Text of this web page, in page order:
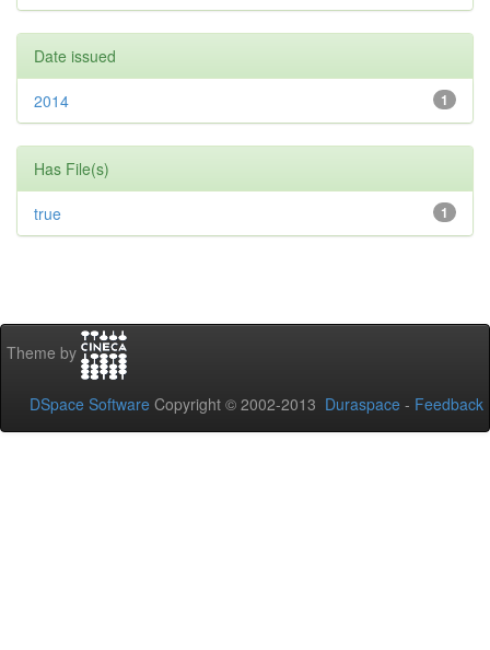
Date issued
1
2014
Has File(s)
1
true
Theme by
DSpace Software Copyright © 2002-2013 Duraspace - Feedback